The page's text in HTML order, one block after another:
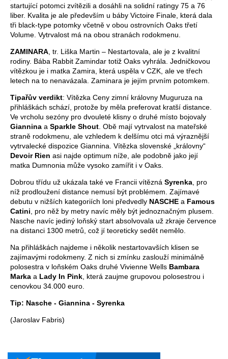
startující potomci zvítězili a dosáhli na solidní ratingy 75 a 76
liber. Kvalita je ale především u báby Victoire Finale, která dala
tři black-type potomky včetně v obou ostrovních Oaks třetí
Volume. Vytrvalost má na obou stranách rodokmenu.
ZAMINARA , tr. Liška Martin – Nestartovala, ale je z kvalitní
rodiny. Bába Rabbit Zamindar totiž Oaks vyhrála. Jedničkovou
vítězkou je i matka Zamira, která uspěla v CZK, ale ve třech
letech na to nenavázala. Zaminara je jejím prvním potomkem.
Tipařův verdikt: Vítězka Ceny zimní královny Muguruza na
přihláškách schází, protože by měla preferovat kratší distance.
Ve vrcholu sezóny pro dvouleté klisny o druhé místo bojovaly
Giannina a Sparkle Shout . Obě mají vytrvalost na mateřské
straně rodokmenu, ale vzhledem k delšímu otci má výraznější
vytrvalecké dispozice Giannina. Vítězka slovenské „královny“
Devoir Rien asi najde optimum níže, ale podobně jako její
matka Dumnonia může vysoko zamířit i v Oaks.
Dobrou třídu už ukázala také ve Francii vítězná Syrenka , pro
níž prodloužení distance nemusí být problémem. Zajímavé
debutu v nižších kategoriích loni předvedly NASCHE a Famous
Catini , pro něž by metry navíc měly být jednoznačným plusem.
Nasche navíc jediný loňský start absolvovala už zkraje července
na distanci 1300 metrů, což jí teoreticky sedět nemělo.
Na přihláškách najdeme i několik nestartovavších klisen se
zajímavými rodokmeny. Z nich si zmínku zaslouží minimálně
polosestra v loňském Oaks druhé Vivienne Wells Bambara
Marka a Lady In Pink , která zaujme grupovou polosestrou i
cenovkou 34.000 euro.
Tip: Nasche - Giannina - Syrenka
(Jaroslav Fabris)